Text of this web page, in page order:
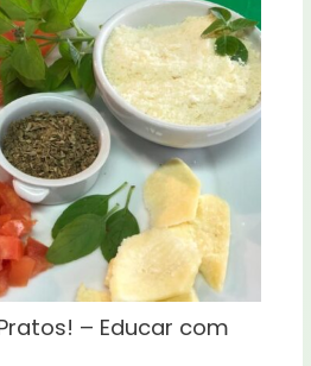
– Educar com